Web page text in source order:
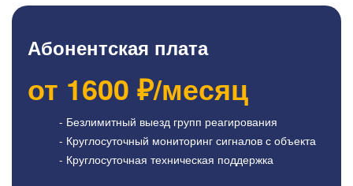
Абонентская плата
от 1600 ₽/месяц
- Безлимитный выезд групп реагирования
- Круглосуточный мониторинг сигналов с объекта
- Круглосуточная техническая поддержка